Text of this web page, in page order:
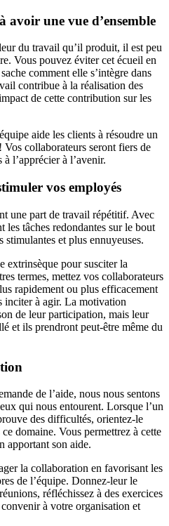
avoir une vue d’ensemble
du travail qu’il produit, il est peu
Vous pouvez éviter cet écueil en
comment elle s’intègre dans
contribue à la réalisation des
de cette contribution sur les
aide les clients à résoudre un
collaborateurs seront fiers de
l’apprécier à l’avenir.
vos employés
une part de travail répétitif. Avec
les tâches redondantes sur le bout
et plus ennuyeuses.
extrinsèque pour susciter la
termes, mettez vos collaborateurs
rapidement ou plus efficacement
inciter à agir. La motivation
de leur participation, mais leur
et ils prendront peut-être même du
de l’aide, nous nous sentons
qui nous entourent. Lorsque l’un
des difficultés, orientez-le
domaine. Vous permettrez à cette
apportant son aide.
la collaboration en favorisant les
de l’équipe. Donnez-leur le
réfléchissez à des exercices
à votre organisation et